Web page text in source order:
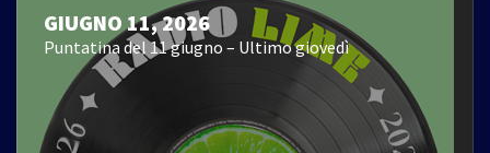
GIUGNO 11, 2026
Puntatina del 11 giugno – Ultimo giovedì